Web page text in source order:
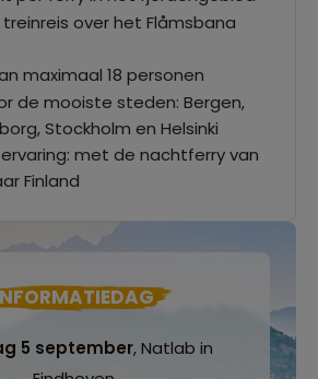
over het Flåmsbana
maximaal 18 personen
de mooiste steden: Bergen,
Stockholm en Helsinki
met de nachtferry van
Finland
5 september, Natlab in